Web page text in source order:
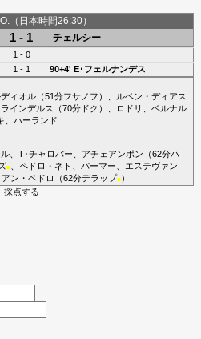
（日本時間26:30）
1 - 1 チェルシー
1 - 0
1 - 1
90+4' E･フェルナンデス
ィオル（51分フサノフ ）、 ルベン・ディアス
ラインデルス （70分ドク ）、 ロドリ
ベルナル
ハーランド
、 T･チャロバー アチェアンポン （62分ハ
■、 ペドロ・ネト パーマー
エステヴァン
アン・ペドロ （62分デラップ■）
採点する